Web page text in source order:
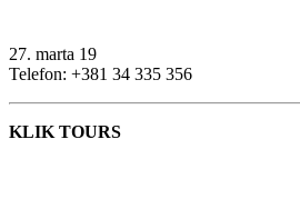
27. marta 19
Telefon: +381 34 335 356
KLIK TOURS